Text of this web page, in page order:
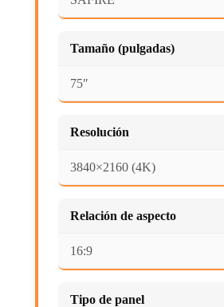
Tamaño (pulgadas)
75″
Resolución
3840×2160 (4K)
Relación de aspecto
16:9
Tipo de panel